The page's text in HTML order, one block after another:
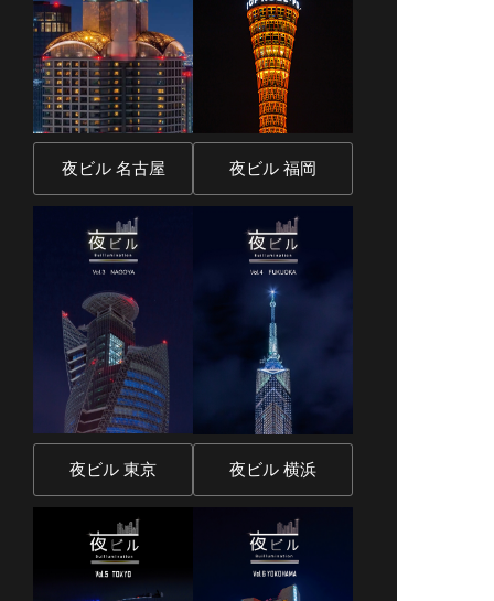
夜ビル 名古屋 夜ビル 福岡
夜ビル 東京 夜ビル 横浜